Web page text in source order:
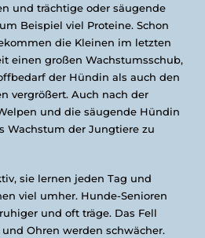
und trächtige oder säugende
Beispiel viel Proteine. Schon
die Kleinen im letzten
einen großen Wachstumsschub,
der Hündin als auch den
vergrößert. Auch nach der
und die säugende Hündin
Wachstum der Jungtiere zu
sie lernen jeden Tag und
viel umher. Hunde-Senioren
und oft träge. Das Fell
Ohren werden schwächer.